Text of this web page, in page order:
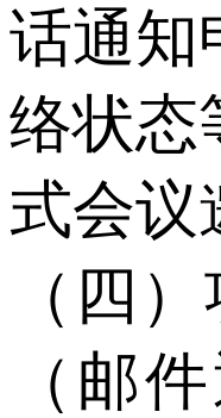
话通知
络状态
式会议
（四
（邮